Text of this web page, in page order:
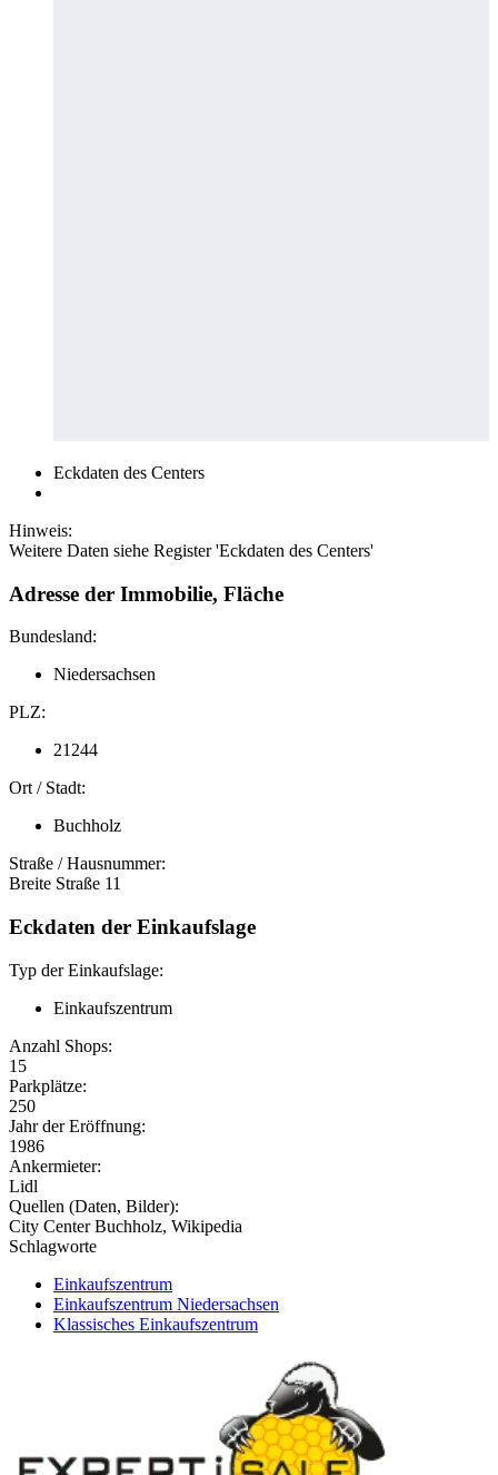
Eckdaten des Centers
Hinweis:
Weitere Daten siehe Register 'Eckdaten des Centers'
Adresse der Immobilie, Fläche
Bundesland:
Niedersachsen
PLZ:
21244
Ort / Stadt:
Buchholz
Straße / Hausnummer:
Breite Straße 11
Eckdaten der Einkaufslage
Typ der Einkaufslage:
Einkaufszentrum
Anzahl Shops:
15
Parkplätze:
250
Jahr der Eröffnung:
1986
Ankermieter:
Lidl
Quellen (Daten, Bilder):
City Center Buchholz, Wikipedia
Schlagworte
Einkaufszentrum
Einkaufszentrum Niedersachsen
Klassisches Einkaufszentrum